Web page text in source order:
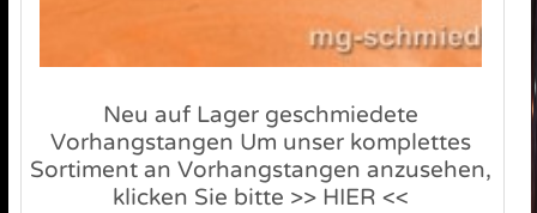
Neu auf Lager geschmiedete
Vorhangstangen Um unser komplettes
Sortiment an Vorhangstangen anzusehen,
klicken Sie bitte >> HIER <<